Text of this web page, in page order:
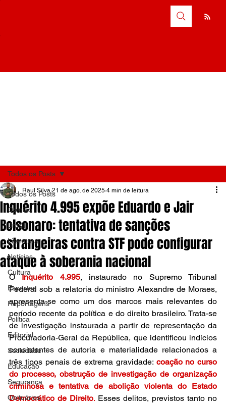
Todos os Posts
Opinião
Brasil
Literatura
Notícias
Cultura
Esportes
Reportagens
Política
Editorial
Sociedade
Educação
Segurança
Obituários
Todos os Posts
Inquérito 4.995 expõe Eduardo e Jair
Bolsonaro: tentativa de sanções
estrangeiras contra STF pode configurar
ataque à soberania nacional
Raul Silva 21 de ago. de 2025 4 min de leitura
O Inquérito 4.995, instaurado no Supremo Tribunal
Federal sob a relatoria do ministro Alexandre de Moraes,
apresenta-se como um dos marcos mais relevantes do
período recente da política e do direito brasileiro. Trata-se
de investigação instaurada a partir de representação da
Procuradoria-Geral da República, que identificou indícios
consistentes de autoria e materialidade relacionados a
três tipos penais de extrema gravidade: coação no curso
do processo, obstrução de investigação de organização
criminosa e tentativa de abolição violenta do Estado
Democrático de Direito. Esses delitos, previstos tanto no